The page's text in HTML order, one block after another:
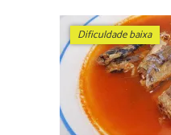
Dificuldade baixa